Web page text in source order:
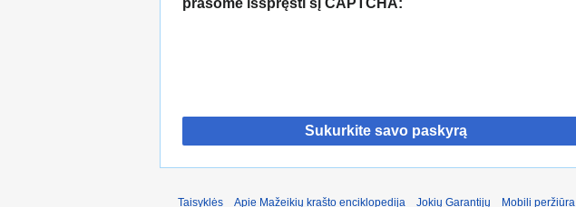
prašome išspręsti šį CAPTCHA:
Sukurkite savo paskyrą
Taisyklės Apie Mažeikių krašto enciklopedija Jokių Garantijų Mobili peržiūra